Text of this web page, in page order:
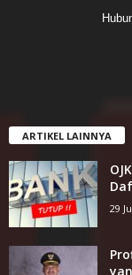
ARTIKEL LAINNYA
29